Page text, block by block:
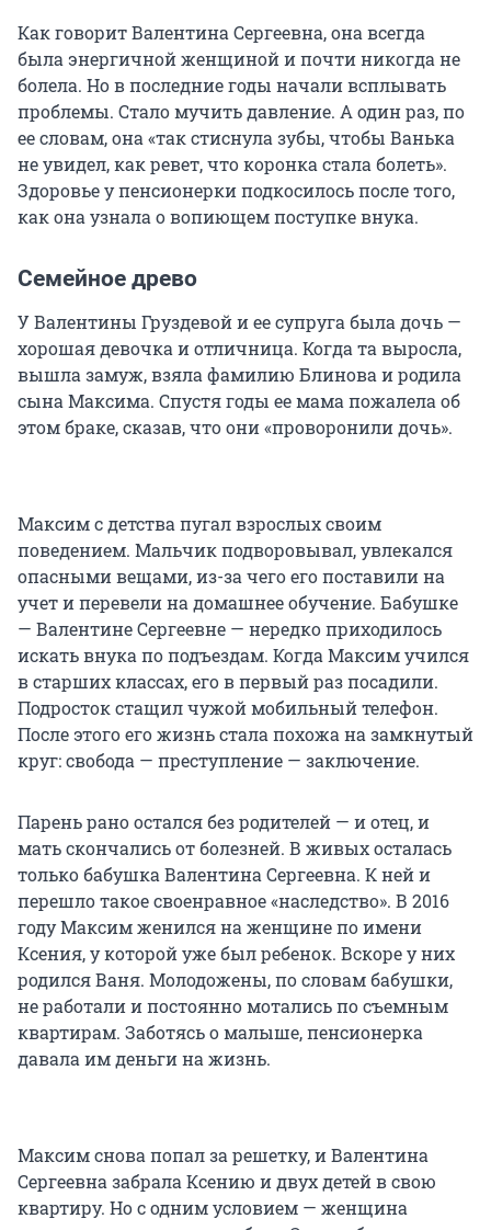
Как говорит Валентина Сергеевна, она всегда
была энергичной женщиной и почти никогда не
болела. Но в последние годы начали всплывать
проблемы. Стало мучить давление. А один раз, по
ее словам, она «так стиснула зубы, чтобы Ванька
не увидел, как ревет, что коронка стала болеть».
Здоровье у пенсионерки подкосилось после того,
как она узнала о вопиющем поступке внука.
Семейное древо
У Валентины Груздевой и ее супруга была дочь —
хорошая девочка и отличница. Когда та выросла,
вышла замуж, взяла фамилию Блинова и родила
сына Максима. Спустя годы ее мама пожалела об
этом браке, сказав, что они «проворонили дочь».
Максим с детства пугал взрослых своим
поведением. Мальчик подворовывал, увлекался
опасными вещами, из-за чего его поставили на
учет и перевели на домашнее обучение. Бабушке
— Валентине Сергеевне — нередко приходилось
искать внука по подъездам. Когда Максим учился
в старших классах, его в первый раз посадили.
Подросток стащил чужой мобильный телефон.
После этого его жизнь стала похожа на замкнутый
круг: свобода — преступление — заключение.
Парень рано остался без родителей — и отец, и
мать скончались от болезней. В живых осталась
только бабушка Валентина Сергеевна. К ней и
перешло такое своенравное «наследство». В 2016
году Максим женился на женщине по имени
Ксения, у которой уже был ребенок. Вскоре у них
родился Ваня. Молодожены, по словам бабушки,
не работали и постоянно мотались по съемным
квартирам. Заботясь о малыше, пенсионерка
давала им деньги на жизнь.
Максим снова попал за решетку, и Валентина
Сергеевна забрала Ксению и двух детей в свою
квартиру. Но с одним условием — женщина